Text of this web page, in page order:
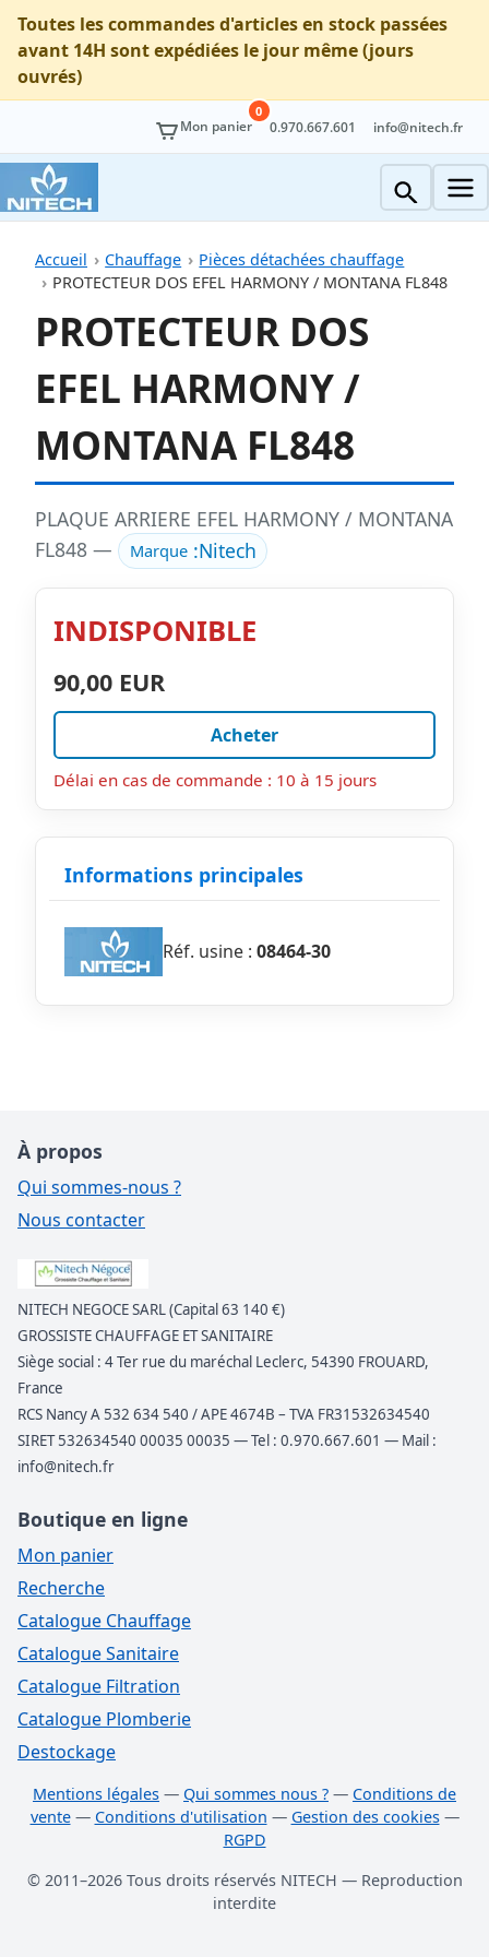
Toutes les commandes d'articles en stock passées
avant 14H sont expédiées le jour même (jours
ouvrés)
Mon panier
0
0.970.667.601 info@nitech.fr
Accueil Chauffage
Pièces détachées chauffage
PROTECTEUR DOS EFEL HARMONY / MONTANA FL848
PROTECTEUR DOS
EFEL HARMONY /
MONTANA FL848
PLAQUE ARRIERE EFEL HARMONY / MONTANA
FL848 —
Marque:Nitech
INDISPONIBLE
90,00 EUR
Acheter
Délai en cas de commande : 10 à 15 jours
Informations principales
Réf. usine : 08464-30
À propos
Qui sommes-nous ?
Nous contacter
NITECH NEGOCE SARL (Capital 63 140 €)
GROSSISTE CHAUFFAGE ET SANITAIRE
Siège social : 4 Ter rue du maréchal Leclerc, 54390 FROUARD,
France
RCS Nancy A 532 634 540 / APE 4674B – TVA FR31532634540
SIRET 532634540 00035 00035 — Tel : 0.970.667.601 — Mail :
info@nitech.fr
Boutique en ligne
Mon panier
Recherche
Catalogue Chauffage
Catalogue Sanitaire
Catalogue Filtration
Catalogue Plomberie
Destockage
Mentions légales — Qui sommes nous ? — Conditions de
vente— Conditions d'utilisation — Gestion des cookies—
RGPD
© 2011–2026 Tous droits réservés NITECH — Reproduction
interdite